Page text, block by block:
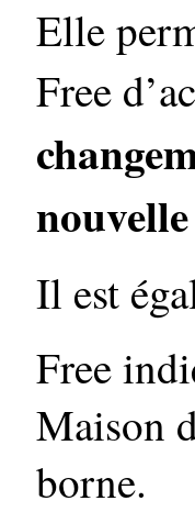
Elle
Free
Il est
Free
Maison
borne.